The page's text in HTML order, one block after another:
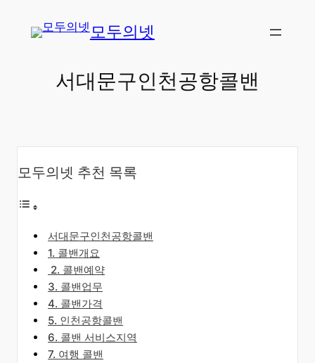
모두의넷
서대문구인천공항콜밴
모두의넷 추천 목록
서대문구인천공항콜밴
​1. 콜밴개요
​2. 콜밴예약
3. 콜밴업무
4. 콜밴가격
5. 인천공항콜밴
6. 콜밴 서비스지역
7. 여행 콜밴